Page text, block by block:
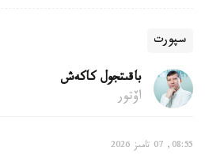
سپورت
باقىتجول كاكەش
اۆتور
08:55, 07 تامىز 2026